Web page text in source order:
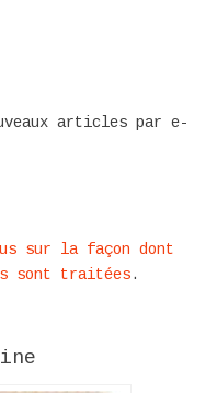
articles par e-
sur la façon dont
sont traitées.